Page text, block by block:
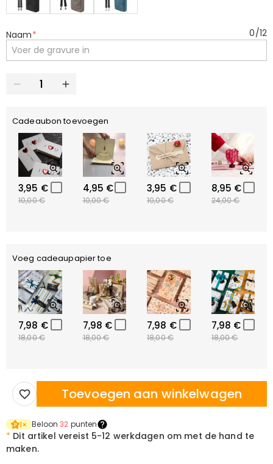
Naam* 0/12
Cadeaubon toevoegen
3,95 €
10,00 €
4,95 €
10,00 €
3,95 €
10,00 €
8,95 €
24,00 €
Voeg cadeaupapier toe
7,98 €
18,00 €
7,98 €
18,00 €
7,98 €
18,00 €
7,98 €
18,00 €
Toevoegen aan winkelwagen
1× Beloon32 punten
* Dit artikel vereist 5-12 werkdagen om met de hand te
maken.